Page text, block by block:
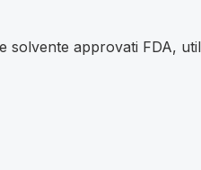
approvati FDA,